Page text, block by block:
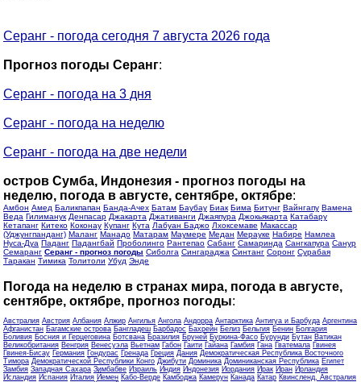
Серанг - погода сегодня 7 августа 2026 года
Прогноз погоды Серанг:
Серанг - погода на 3 дня
Серанг - погода на неделю
Серанг - погода на две недели
остров Сумба, Индонезия - прогноз погоды на
неделю, погода в августе, сентябре, октябре:
Амбон Амед Баликпапан Банда-Ачех Батам Баубау Биак Бима Битунг Вайнгапу Вамена
Веда Гилиманук Денпасар Джакарта Джативанги Джаяпура Джокьякарта Катабару
Кетапанг Китеко Коконау Купанг Кута Лабуан Баджо Лхоксемаве Макассар
(Уджунгпанданг) Маланг Манадо Матарам Маумере Медан Мерауке Набире Намлеа
Нуса-Дуа Паданг Падангбай Проболинго Рантепао Сабанг Самаринда Сангкапура Санур
Семаранг Серанг - прогноз погоды Сиболга Сингараджа Синтанг Соронг Сурабая
Таракан Тимика Толитоли Убуд Энде
Погода на неделю в странах мира, погода в августе,
сентябре, октябре, прогноз погоды:
Австралия Австрия Албания Алжир Ангилья Ангола Андорра Антарктика Антигуа и Барбуда Аргентина
Афганистан Багамские острова Бангладеш Барбадос Бахрейн Белиз Бельгия Бенин Болгария
Боливия Босния и Герцеговина Ботсвана Бразилия Бруней Буркина-Фасо Бурунди Бутан Ватикан
Великобритания Венгрия Венесуэла Вьетнам Габон Гаити Гайана Гамбия Гана Гватемала Гвинея
Гвинея-Бисау Германия Гондурас Гренада Греция Дания Демократическая Республика Восточного
Тимора Демократической Республики Конго Джибути Доминика Доминиканская Республика Египет
Замбия Западная Сахара Зимбабве Израиль Индия Индонезия Иордания Ирак Иран Ирландия
Исландия Испания Италия Йемен Кабо-Верде Камбоджа Камерун Канада Катар Квинсленд, Австралия